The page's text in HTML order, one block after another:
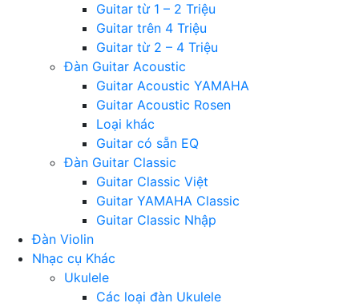
Guitar từ 1 – 2 Triệu
Guitar trên 4 Triệu
Guitar từ 2 – 4 Triệu
Đàn Guitar Acoustic
Guitar Acoustic YAMAHA
Guitar Acoustic Rosen
Loại khác
Guitar có sẵn EQ
Đàn Guitar Classic
Guitar Classic Việt
Guitar YAMAHA Classic
Guitar Classic Nhập
Đàn Violin
Nhạc cụ Khác
Ukulele
Các loại đàn Ukulele